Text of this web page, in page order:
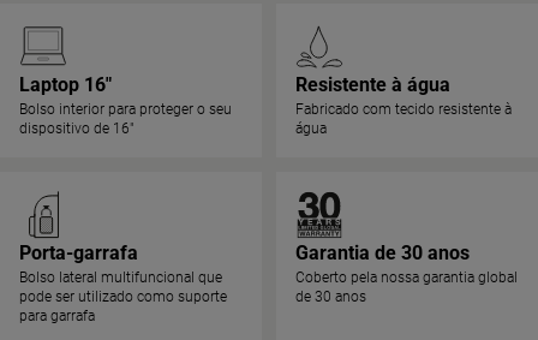
Laptop 16"
Bolso interior para proteger o seu
dispositivo de 16"
Resistente à água
Fabricado com tecido resistente à
água
Porta-garrafa
Bolso lateral multifuncional que
pode ser utilizado como suporte
para garrafa
Garantia de 30 anos
Coberto pela nossa garantia global
de 30 anos